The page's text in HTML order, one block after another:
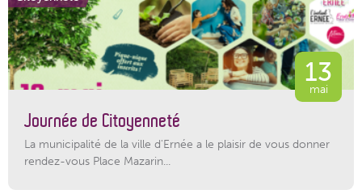
13
mai
Journée de Citoyenneté
La municipalité de la ville d'Ernée a le plaisir de vous donner
rendez-vous Place Mazarin...